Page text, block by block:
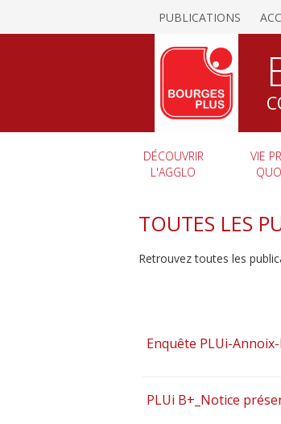
PUBLICATIONS
DÉCOUVRIR
L'AGGLO
VIE
TOUTES LES
Retrouvez toutes les
Enquête PLUi-
PLUi B+_Notice